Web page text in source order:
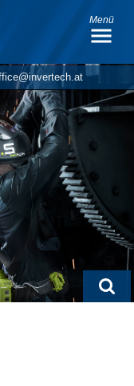
Menü